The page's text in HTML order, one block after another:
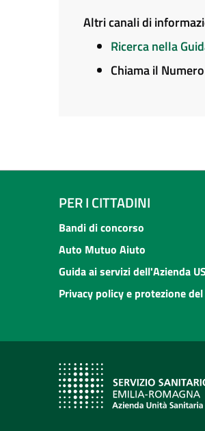
Altri canali di
Ricerca nella
Chiama il
PER I CITTADINI
Bandi di concorso
Auto Mutuo Aiuto
Guida ai servizi dell'Azienda
Privacy policy e protezione